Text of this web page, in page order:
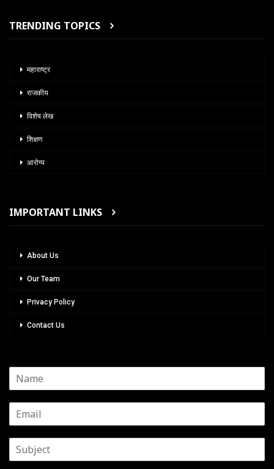
TRENDING TOPICS
महाराष्ट्र
राजकीय
विशेष लेख
शिक्षण
आरोग्य
IMPORTANT LINKS
About Us
Our Team
Privacy Policy
Contact Us